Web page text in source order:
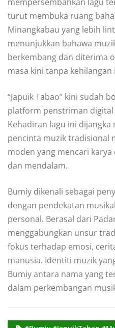
turut membuka ruang
Minangkabau yang lebih
menunjukkan bahawa
berkembang dan diterima
masa kini tanpa
“Japuik Tabao” kini sudah
platform penstriman digital
Kehadiran lagu ini
pencinta muzik tradisional
moden yang mencari
dan mendalam.
Bumiy dikenali sebagai
dengan pendekatan
personal. Berasal dari
menggabungkan unsur
fokus terhadap emosi,
manusia. Identiti muzik
Bumiy antara nama yang
dalam perkembangan